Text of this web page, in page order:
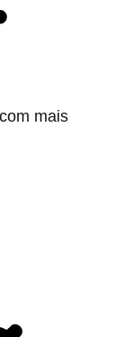
mais